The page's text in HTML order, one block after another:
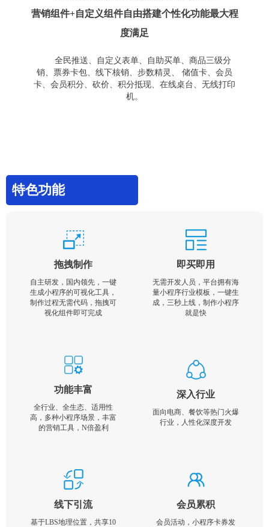
营销组件+自定义组件自由搭建个性化功能最大程
度满足
全民推送、自定义表单、自助买单、商品三级分
销、票券卡包、线下核销、步数精灵、 储值卡、会员
卡、会员积分、砍价、积分抵现、在线桌台、无线打印
机。
特色功能
拖拽制作
自主研发，国内领先，一键
生成小程序的可视化工具，
制作过程无需代码，拖拽可
视化组件即可完成
即买即用
无需开发人员，平台拥有海
量小程序行业模板，一键生
成，三秒上线，制作小程序
就是快
功能丰富
全行业、全生态、适用性
高，多种小程序场景，丰富
的营销工具，N倍盈利
深入行业
面向电商、餐饮等热门火爆
行业，人性化深度开发
线下引流
基于LBS地理位置，共享10
会员累积
会员活动，小程序卡券发